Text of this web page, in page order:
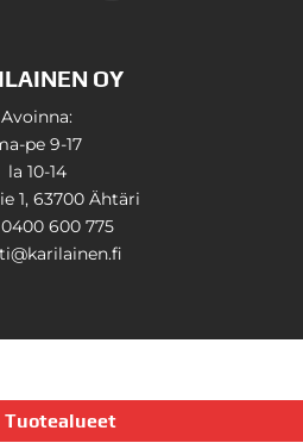
OY
Avoinna:
pe 9-17
la 10-14
1, 63700 Ähtäri
600 775
Tuotealueet